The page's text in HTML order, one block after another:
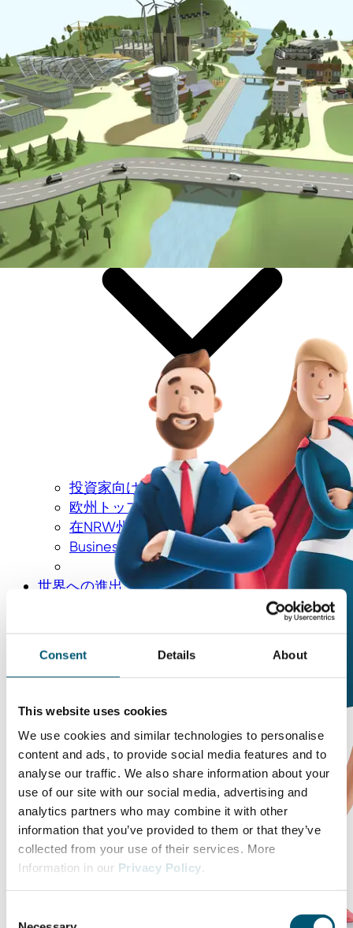
Consent Details About
This website uses cookies
We use cookies and similar technologies to personalise
content and ads, to provide social media features and to
analyse our traffic. We also share information about your
use of our site with our social media, advertising and
analytics partners who may combine it with other
information that you’ve provided to them or that they’ve
collected from your use of their services. More
Information in our Privacy Policy.
投資家向けサービス
欧州トップのスタートアップ拠点
在NRW州外国企業
Business Guide to North Rhine-Westphalia
世界への進出